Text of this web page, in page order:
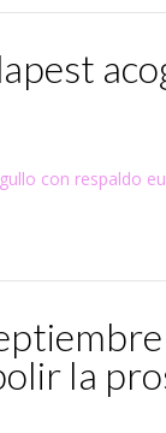
con respaldo
la